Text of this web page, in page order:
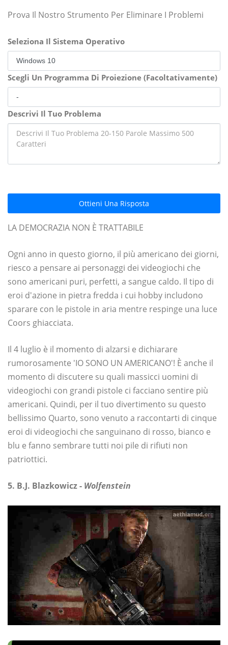
Prova Il Nostro Strumento Per Eliminare I Problemi
Seleziona Il Sistema Operativo
Scegli Un Programma Di Proiezione (Facoltativamente)
Descrivi Il Tuo Problema
Ottieni Una Risposta
LA DEMOCRAZIA NON È TRATTABILE
Ogni anno in questo giorno, il più americano dei giorni,
riesco a pensare ai personaggi dei videogiochi che
sono americani puri, perfetti, a sangue caldo. Il tipo di
eroi d'azione in pietra fredda i cui hobby includono
sparare con le pistole in aria mentre respinge una luce
Coors ghiacciata.
Il 4 luglio è il momento di alzarsi e dichiarare
rumorosamente 'IO SONO UN AMERICANO'! È anche il
momento di discutere su quali massicci uomini di
videogiochi con grandi pistole ci facciano sentire più
americani. Quindi, per il tuo divertimento su questo
bellissimo Quarto, sono venuto a raccontarti di cinque
eroi di videogiochi che sanguinano di rosso, bianco e
blu e fanno sembrare tutti noi pile di rifiuti non
patriottici.
5. B.J. Blazkowicz - Wolfenstein